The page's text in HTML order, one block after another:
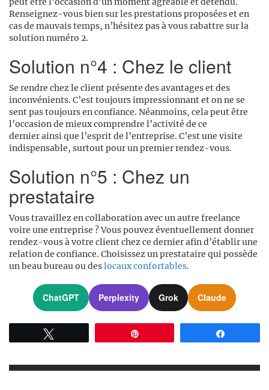
Renseignez-vous bien sur les prestations proposées et en
cas de mauvais temps, n’hésitez pas à vous rabattre sur la
solution numéro 2.
Solution n°4 : Chez le client
Se rendre chez le client présente des avantages et des
inconvénients. C’est toujours impressionnant et on ne se
sent pas toujours en confiance. Néanmoins, cela peut être
l’occasion de mieux comprendre l’activité de ce
dernier ainsi que l’esprit de l’entreprise. C’est une visite
indispensable, surtout pour un premier rendez-vous.
Solution n°5 : Chez un
prestataire
Vous travaillez en collaboration avec un autre freelance
voire une entreprise ? Vous pouvez éventuellement donner
rendez-vous à votre client chez ce dernier afin d’établir une
relation de confiance. Choisissez un prestataire qui possède
un beau bureau ou deslocaux confortables.
ChatGPT Perplexity Grok Claude